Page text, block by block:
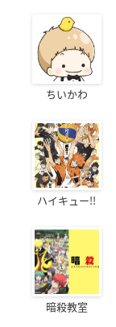
ちいかわ
ハイキュー!!
暗殺教室